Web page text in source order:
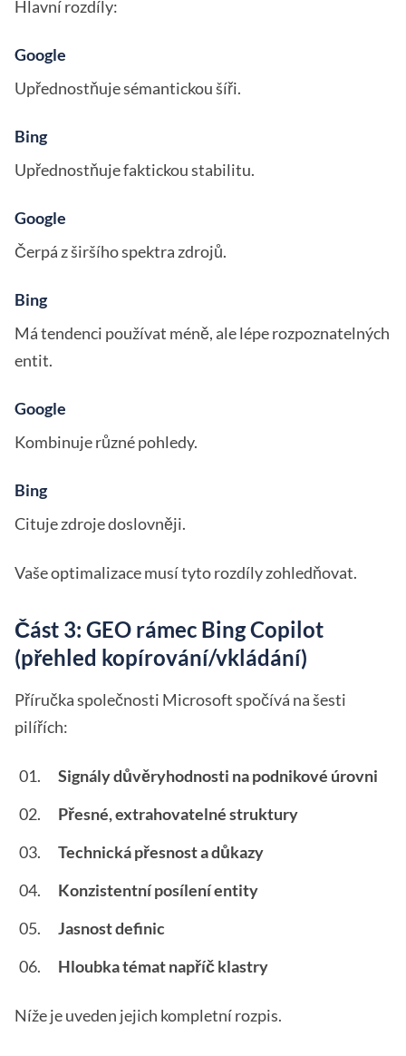
Hlavní rozdíly:
Google
Upřednostňuje sémantickou šíři.
Bing
Upřednostňuje faktickou stabilitu.
Google
Čerpá z širšího spektra zdrojů.
Bing
Má tendenci používat méně, ale lépe rozpoznatelných
entit.
Google
Kombinuje různé pohledy.
Bing
Cituje zdroje doslovněji.
Vaše optimalizace musí tyto rozdíly zohledňovat.
Část 3: GEO rámec Bing Copilot
(přehled kopírování/vkládání)
Příručka společnosti Microsoft spočívá na šesti
pilířích:
Signály důvěryhodnosti na podnikové úrovni
Přesné, extrahovatelné struktury
Technická přesnost a důkazy
Konzistentní posílení entity
Jasnost definic
Hloubka témat napříč klastry
Níže je uveden jejich kompletní rozpis.